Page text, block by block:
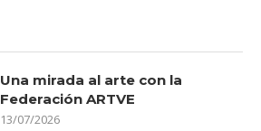
Una mirada al arte con la
Federación ARTVE
13/07/2026